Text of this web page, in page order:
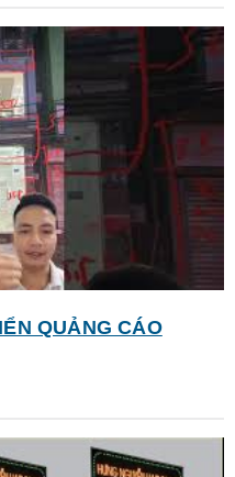
QUẢNG CÁO